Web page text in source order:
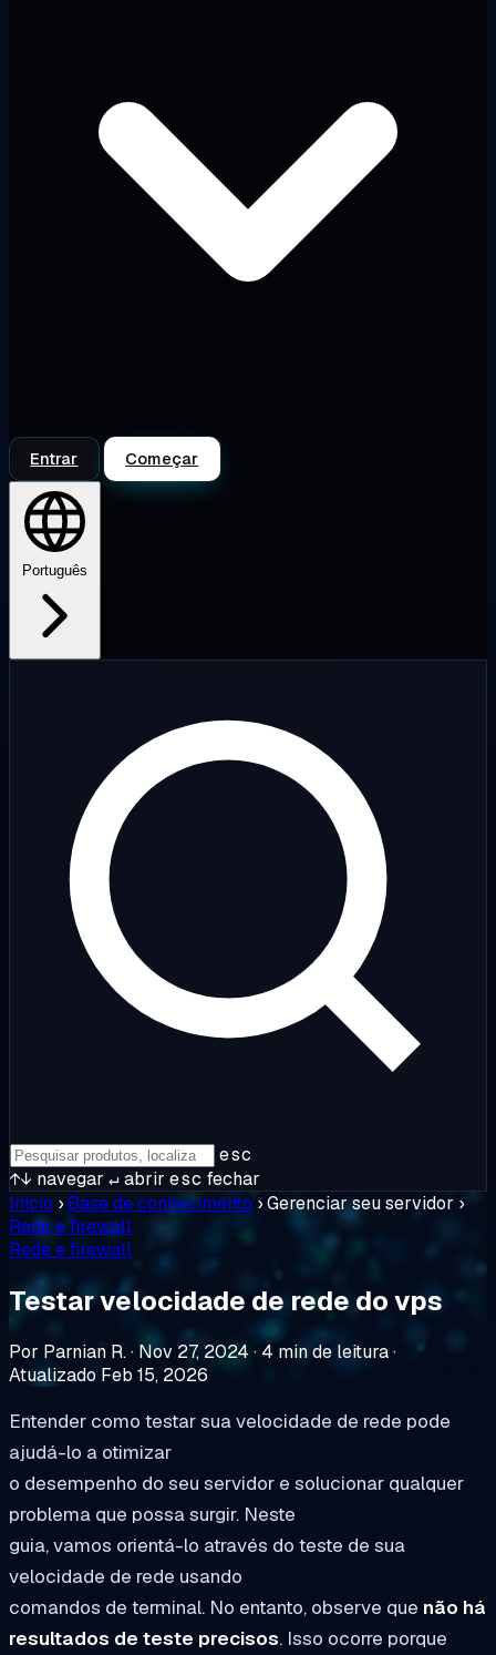
Entrar Começar
Português
esc
↑↓ navegar ↵abrir esc fechar
Início › Base de conhecimento ›Gerenciar seu servidor ›
Rede e firewall
Rede e firewall
Testar velocidade de rede do vps
Por Parnian R.· Nov 27, 2024 · 4 min de leitura·
Atualizado Feb 15, 2026
Entender como testar sua velocidade de rede pode
ajudá-lo a otimizar
o desempenho do seu servidor e solucionar qualquer
problema que possa surgir. Neste
guia, vamos orientá-lo através do teste de sua
velocidade de rede usando
comandos de terminal. No entanto, observe que não há
resultados de teste precisos. Isso ocorre porque